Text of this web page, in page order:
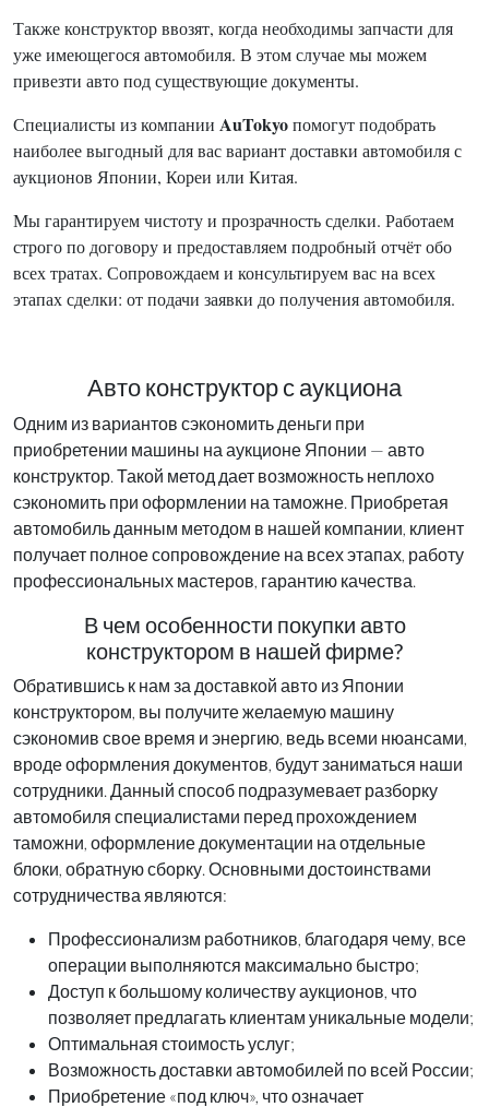
Также конструктор ввозят, когда необходимы запчасти для
уже имеющегося автомобиля. В этом случае мы можем
привезти авто под существующие документы.
Специалисты из компании AuTokyoпомогут подобрать
наиболее выгодный для вас вариант доставки автомобиля с
аукционов Японии, Кореи или Китая.
Мы гарантируем чистоту и прозрачность сделки. Работаем
строго по договору и предоставляем подробный отчёт обо
всех тратах. Сопровождаем и консультируем вас на всех
этапах сделки: от подачи заявки до получения автомобиля.
Авто конструктор с аукциона
Одним из вариантов сэкономить деньги при
приобретении машины на аукционе Японии — авто
конструктор. Такой метод дает возможность неплохо
сэкономить при оформлении на таможне. Приобретая
автомобиль данным методом в нашей компании, клиент
получает полное сопровождение на всех этапах, работу
профессиональных мастеров, гарантию качества.
В чем особенности покупки авто
конструктором в нашей фирме?
Обратившись к нам за доставкой авто из Японии
конструктором, вы получите желаемую машину
сэкономив свое время и энергию, ведь всеми нюансами,
вроде оформления документов, будут заниматься наши
сотрудники. Данный способ подразумевает разборку
автомобиля специалистами перед прохождением
таможни, оформление документации на отдельные
блоки, обратную сборку. Основными достоинствами
сотрудничества являются:
Профессионализм работников, благодаря чему, все
операции выполняются максимально быстро;
Доступ к большому количеству аукционов, что
позволяет предлагать клиентам уникальные модели;
Оптимальная стоимость услуг;
Возможность доставки автомобилей по всей России;
Приобретение «под ключ», что означает